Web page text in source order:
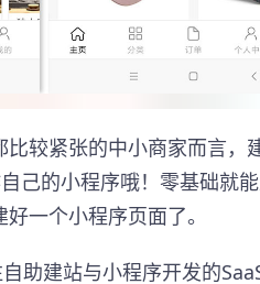
较紧张的中小商家而言，
己的小程序哦！零基础就
一个小程序页面了。
助建站与小程序开发的